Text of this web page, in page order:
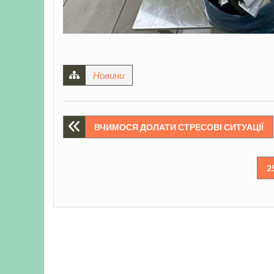
Новини
Навігація
ВЧИМОСЯ ДОЛАТИ СТРЕСОВІ СИТУАЦІЇ